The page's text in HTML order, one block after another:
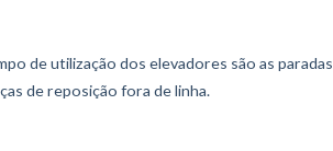
de utilização dos elevadores são as paradas
de reposição fora de linha.